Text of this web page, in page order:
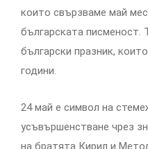
които свързваме май
българската писменост.
български празник,
години.
24 май е символ на
усъвършенстване чрез
на братята Кирил и